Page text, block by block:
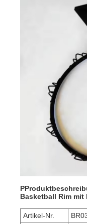
P
Basketball Rim mit
Artikel-Nr.